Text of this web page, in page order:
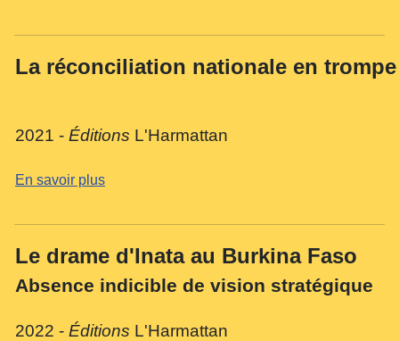
La réconciliation nationale en
2021 - Éditions L'Harmattan
En savoir plus
Le drame d'Inata au Burkina Faso
Absence indicible de vision stratégique
2022 - Éditions L'Harmattan